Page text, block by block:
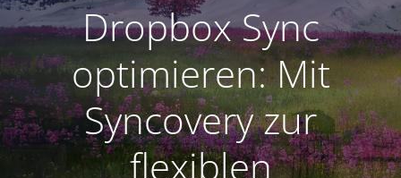
Dropbox Sync
optimieren: Mit
Syncovery zur
flexiblen